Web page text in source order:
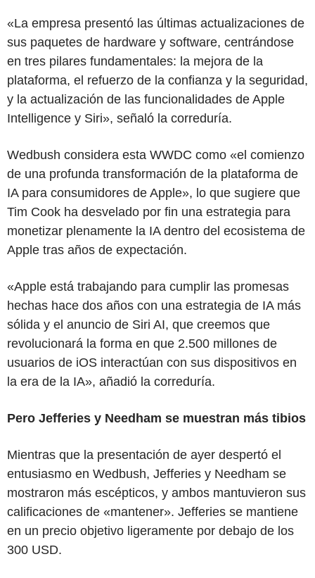
«La empresa presentó las últimas actualizaciones de
sus paquetes de hardware y software, centrándose
en tres pilares fundamentales: la mejora de la
plataforma, el refuerzo de la confianza y la seguridad,
y la actualización de las funcionalidades de Apple
Intelligence y Siri», señaló la correduría.
Wedbush considera esta WWDC como «el comienzo
de una profunda transformación de la plataforma de
IA para consumidores de Apple», lo que sugiere que
Tim Cook ha desvelado por fin una estrategia para
monetizar plenamente la IA dentro del ecosistema de
Apple tras años de expectación.
«Apple está trabajando para cumplir las promesas
hechas hace dos años con una estrategia de IA más
sólida y el anuncio de Siri AI, que creemos que
revolucionará la forma en que 2.500 millones de
usuarios de iOS interactúan con sus dispositivos en
la era de la IA», añadió la correduría.
Pero Jefferies y Needham se muestran más tibios
Mientras que la presentación de ayer despertó el
entusiasmo en Wedbush, Jefferies y Needham se
mostraron más escépticos, y ambos mantuvieron sus
calificaciones de «mantener». Jefferies se mantiene
en un precio objetivo ligeramente por debajo de los
300 USD.